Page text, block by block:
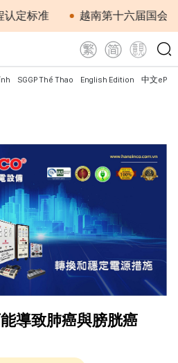
南第十六届国会第一次非常规会
SGGP Thể Thao English Edition 中文
導致肺癌與膀胱癌